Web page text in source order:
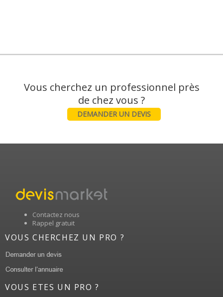
Vous cherchez un professionnel près
DEMANDER UN DEVIS
Contactez nous
Rappel gratuit
VOUS CHERCHEZ UN PRO ?
VOUS ETES UN PRO ?